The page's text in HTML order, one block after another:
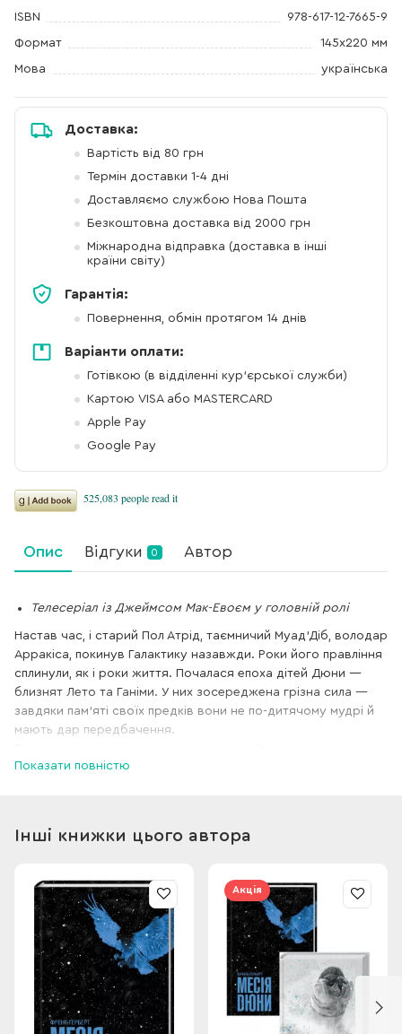
ISBN 978-617-12-7665-9
Формат 145x220 мм
Мова українська
Доставка:
Вартість від 80 грн
Термін доставки 1-4 дні
Доставляємо службою Нова Пошта
Безкоштовна доставка від 2000 грн
Міжнародна відправка (доставка в інші
країни світу)
Гарантія:
Повернення, обмін протягом 14 днів
Варіанти оплати:
Готівкою (в відділенні кур'єрської служби)
Картою VISA або MASTERCARD
Apple Pay
Google Pay
Опис Відгуки 0 Автор
Телесеріал із Джеймсом Мак-Евоєм у головній ролі
Настав час, і старий Пол Атрід, таємничий Муад’Діб, володар
Арракіса, покинув Галактику назавжди. Роки його правління
сплинули, як і роки життя. Почалася епоха дітей Дюни —
близнят Лето та Ганіми. У них зосереджена грізна сила —
завдяки пам’яті своїх предків вони не по-дитячому мудрі й
мають дар передбачення.
розставляють капкани інтриг. Арракісу загрожує
Показати повністю
Інші книжки цього автора
Акція